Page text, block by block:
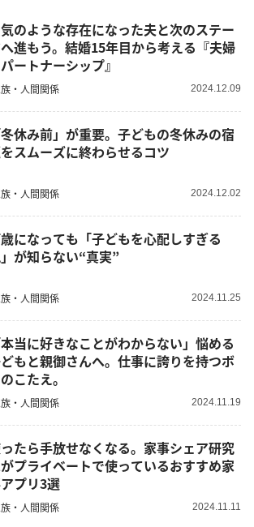
のような存在になった夫と次のステー
進もう。結婚15年目から考える『夫婦
ートナーシップ』
・人間関係 2024.12.09
冬休み前」が重要。子どもの冬休みの宿
スムーズに終わらせるコツ
・人間関係 2024.12.02
になっても「子どもを心配しすぎる
が知らない“真実”
・人間関係 2024.11.25
本当に好きなことがわからない」悩める
もと親御さんへ。仕事に誇りを持つボ
こたえ。
・人間関係 2024.11.19
たら手放せなくなる。家事シェア研究
プライベートで使っているおすすめ家
プリ3選
・人間関係 2024.11.11